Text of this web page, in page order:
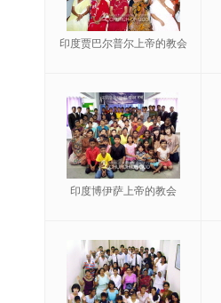
印度贾巴尔普尔上帝的教会
印度博伊萨上帝的教会